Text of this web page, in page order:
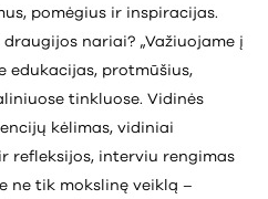
pomėgius ir inspiracijas.
nariai? „Važiuojame į
edukacijas, protmūšius,
tinkluose. Vidinės
kėlimas, vidiniai
refleksijos, interviu rengimas
ne tik mokslinę veiklą –